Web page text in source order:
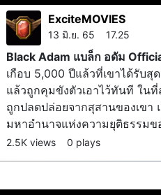
ExciteMOVIES
13 มิ.ย. 65 17.25
Black Adam แบล็ก อดัม
เกือบ 5,000 ปีแล้วที่เขาได้รับสุ
แล้วถูกคุมขังตัวเอาไว้ทันที ใน
ถูกปลดปล่อยจากสุสานของเขา
มหาอำนาจแห่งความยุติธรรม
2.5K views 0 plays